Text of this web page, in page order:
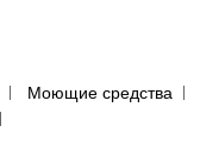
Моющие средства